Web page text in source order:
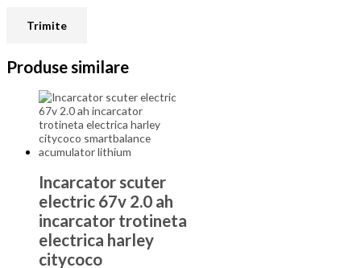
Produse similare
Incarcator scuter
electric 67v 2.0 ah
incarcator trotineta
electrica harley
citycoco